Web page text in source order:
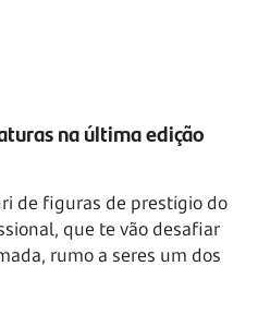
na última edição
de figuras de prestígio do
que te vão desafiar
rumo a seres um dos